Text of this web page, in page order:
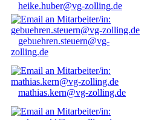
heike.huber@vg-zolling.de
gebuehren.steuern@vg-
zolling.de
mathias.kern@vg-zolling.de